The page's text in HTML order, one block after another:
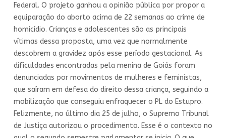
Federal. O projeto ganhou a opinião pública por propor a
equiparação do aborto acima de 22 semanas ao crime de
homicídio. Crianças e adolescentes são as principais
vítimas dessa proposta, uma vez que normalmente
descobrem a gravidez após esse período gestacional. As
dificuldades encontradas pela menina de Goiás foram
denunciadas por movimentos de mulheres e feministas,
que saíram em defesa do direito dessa criança, seguindo a
mobilização que conseguiu enfraquecer o PL do Estupro.
Felizmente, no último dia 25 de julho, o Supremo Tribunal
de Justiça autorizou o procedimento. Esse é o contexto no